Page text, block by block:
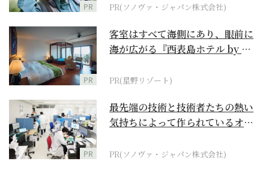
PR PR(ソノヴァ・ジャパン株式会社)
PR
客室はすべて海側にあり、眼前に
海が広がる『西表島ホテル by 星
PR(星野リゾート)
PR
最先端の技術と技術者たちの熱い
気持ちによって作られているオー
PR(ソノヴァ・ジャパン株式会社)